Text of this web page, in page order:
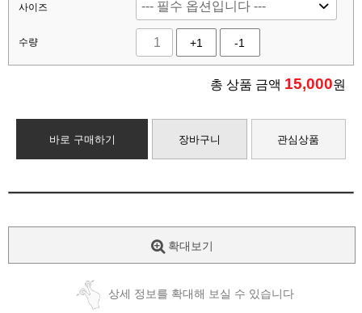
사이즈
수량 +1 -1
총 상품 금액 15,000원
바로 구매하기 장바구니 관심상품
확대보기
상세 정보를 확대해 보실 수 있습니다